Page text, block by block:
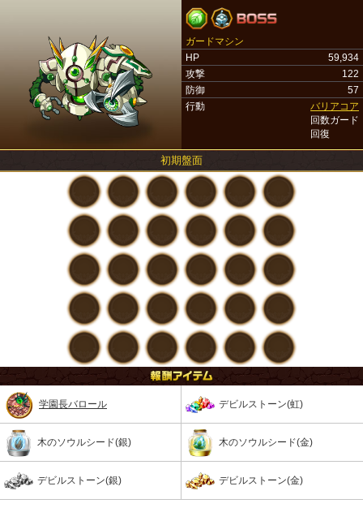
ガードマシン
HP
59,934
攻撃
122
防御
57
行動
バリアコア
回数ガード
回復
初期盤面
学園長バロール デビルストーン(虹)
木のソウルシード(銀) 木のソウルシード(金)
デビルストーン(銀) デビルストーン(金)